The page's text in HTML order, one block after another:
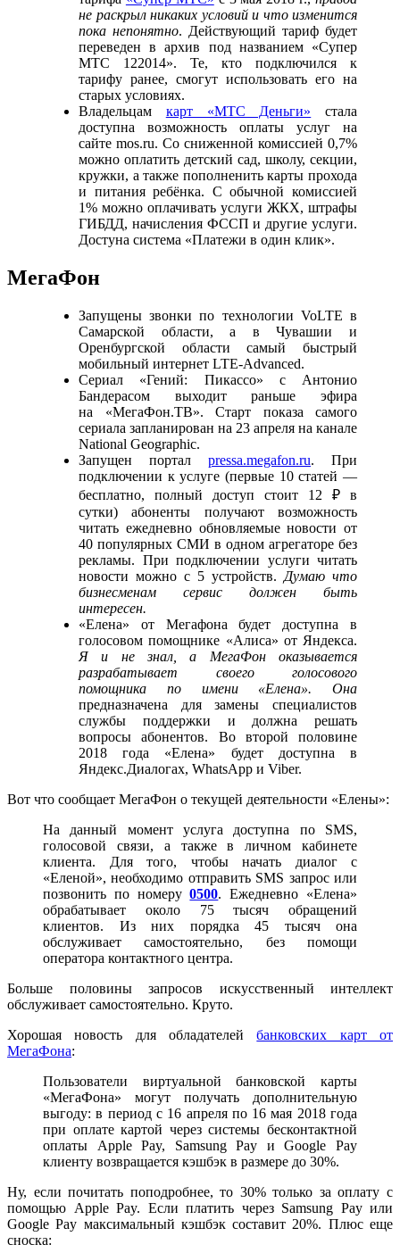
не раскрыл никаких условий и что изменится
пока непонятно. Действующий тариф будет
переведен в архив под названием «Супер
МТС 122014». Те, кто подключился к
тарифу ранее, смогут использовать его на
старых условиях.
Владельцам карт «МТС Деньги» стала
доступна возможность оплаты услуг на
сайте mos.ru. Со сниженной комиссией 0,7%
можно оплатить детский сад, школу, секции,
кружки, а также пополненить карты прохода
и питания ребёнка. С обычной комиссией
1% можно оплачивать услуги ЖКХ, штрафы
ГИБДД, начисления ФССП и другие услуги.
Достуна система «Платежи в один клик».
МегаФон
Запущены звонки по технологии VoLTE в
Самарской области, а в Чувашии и
Оренбургской области самый быстрый
мобильный интернет LTE-Advanced.
Сериал «Гений: Пикассо» с Антонио
Бандерасом выходит раньше эфира
на «МегаФон.ТВ». Старт показа самого
сериала запланирован на 23 апреля на канале
National Geographic.
Запущен портал pressa.megafon.ru. При
подключении к услуге (первые 10 статей —
бесплатно, полный доступ стоит 12 ₽ в
сутки) абоненты получают возможность
читать ежедневно обновляемые новости от
40 популярных СМИ в одном агрегаторе без
рекламы. При подключении услуги читать
новости можно с 5 устройств. Думаю что
бизнесменам сервис должен быть
интересен.
«Елена» от Мегафона будет доступна в
голосовом помощнике «Алиса» от Яндекса.
Я и не знал, а МегаФон оказывается
разрабатывает своего голосового
помощника по имени «Елена».
Она
предназначена для замены специалистов
службы поддержки и должна решать
вопросы абонентов. Во второй половине
2018 года «Елена» будет доступна в
Яндекс.Диалогах, WhatsApp и Viber.
Вот что сообщает МегаФон о текущей деятельности «Елены»:
На данный момент услуга доступна по SMS,
голосовой связи, а также в личном кабинете
клиента. Для того, чтобы начать диалог с
«Еленой», необходимо отправить SMS запрос или
позвонить по номеру0500. Ежедневно «Елена»
обрабатывает около 75 тысяч обращений
клиентов. Из них порядка 45 тысяч она
обслуживает самостоятельно, без помощи
оператора контактного центра.
Больше половины запросов искусственный интеллект
обслуживает самостоятельно. Круто.
Хорошая новость для обладателейбанковских карт от
МегаФона:
Пользователи виртуальной банковской карты
«МегаФона» могут получать дополнительную
выгоду: в период с 16 апреля по 16 мая 2018 года
при оплате картой через системы бесконтактной
оплаты Apple Pay, Samsung Pay и Google Pay
клиенту возвращается кэшбэк в размере до 30%.
Ну, если почитать поподробнее, то 30% только за оплату с
помощью Apple Pay. Если платить через Samsung Pay или
Google Pay максимальный кэшбэк составит 20%. Плюс еще
сноска: